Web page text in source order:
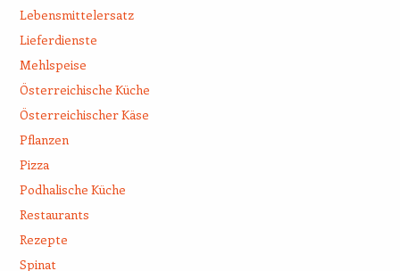
Lebensmittelersatz
Lieferdienste
Mehlspeise
Österreichische Küche
Österreichischer Käse
Pflanzen
Pizza
Podhalische Küche
Restaurants
Rezepte
Spinat